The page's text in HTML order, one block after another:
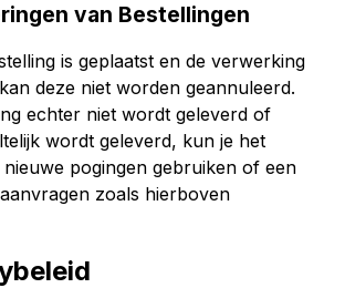
van Bestellingen
is geplaatst en de verwerking
deze niet worden geannuleerd.
echter niet wordt geleverd of
wordt geleverd, kun je het
pogingen gebruiken of een
zoals hierboven